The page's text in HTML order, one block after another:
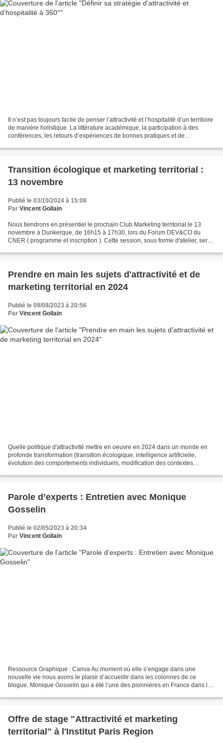
Il n’est pas toujours facile de penser l’attractivité et l’hospitalité d’un territoire
de manière holistique. La littérature académique, la participation à des
conférences, les retours d’expériences de bonnes pratiques et de
Transition écologique et marketing territorial :
13 novembre
Publié le 03/10/2024 à 15:08
Par Vincent Gollain
Nous tiendrons en présentiel le prochain Club Marketing territorial le 13
novembre à Dunkerque, de 16h15 à 17h30, lors du Forum DEV&CO du
CNER ( programme et inscription ). Cette session, sous forme d'atelier, sera
Prendre en main les sujets d'attractivité et de
marketing territorial en 2024
Publié le 09/08/2023 à 20:56
Par Vincent Gollain
Quelle politique d'attractivité mettre en oeuvre en 2024 dans un monde en
profonde transformation (transition écologique, intelligence artificielle,
évolution des comportements individuels, modification des contextes
Parole d’experts : Entretien avec Monique
Gosselin
Publié le 02/05/2023 à 20:34
Par Vincent Gollain
Ressource Graphique : Canva Au moment où elle s’engage dans une
nouvelle vie nous avons le plaisir d’accueillir dans les colonnes de ce
blogue, Monique Gosselin qui a été l’une des pionnières en France dans la
Offre de stage "Attractivité et marketing
territorial" à l'Institut Paris Region